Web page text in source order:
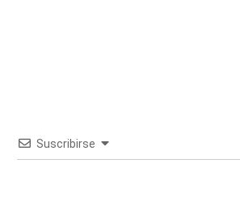
Suscribirse